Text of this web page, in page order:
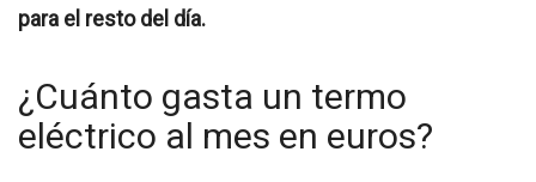
para el resto del día.
¿Cuánto gasta un termo
eléctrico al mes en euros?